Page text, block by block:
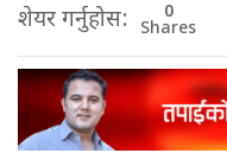
शेयर गर्नुहोस: 0
Shares